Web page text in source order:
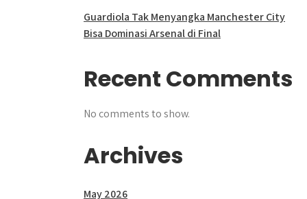
Guardiola Tak Menyangka Manchester City
Bisa Dominasi Arsenal di Final
Recent Comments
No comments to show.
Archives
May 2026